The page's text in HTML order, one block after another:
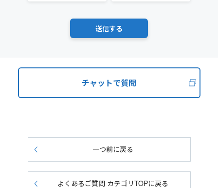
チャットで質問
一つ前に戻る
よくあるご質問 カテゴリTOPに戻る